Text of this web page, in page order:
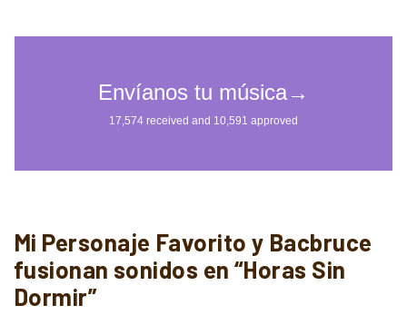
Mi Personaje Favorito y Bacbruce
fusionan sonidos en “Horas Sin
Dormir”